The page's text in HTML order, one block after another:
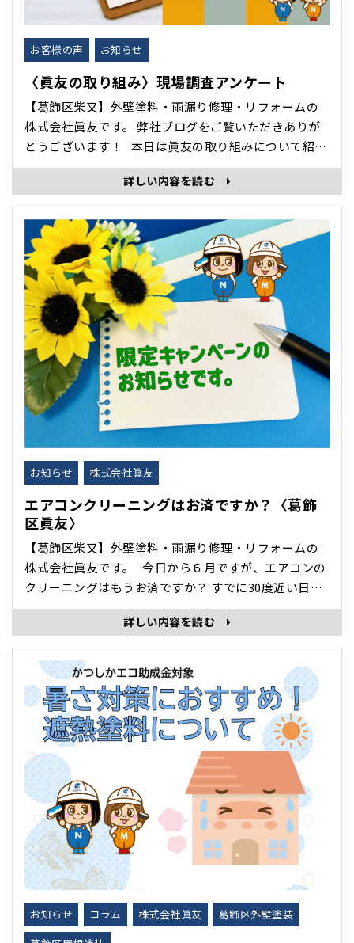
お客様の声 お知らせ
〈眞友の取り組み〉現場調査アンケート
【葛飾区柴又】外壁塗料・雨漏り修理・リフォームの
株式会社眞友です。 弊社ブログをご覧いただきありが
とうございます！ 本日は眞友の取り組みについて紹介
します。 ブログで施工完了アンケートを紹介してい
ますが、より良いサービスをご提供するため、現場調
査後のアンケートも実施しております。 ･･･
詳しい内容を読む
お知らせ 株式会社眞友
エアコンクリーニングはお済ですか？〈葛飾
区眞友〉
【葛飾区柴又】外壁塗料・雨漏り修理・リフォームの
株式会社眞友です。 今日から６月ですが、エアコンの
クリーニングはもうお済ですか？ すでに30度近い日が
あり、今からしっかり暑さ対策をしないといけませ
と、異臭がしたり、 エアコンの効きが悪く設定温度を
下げないと涼しくなりにくく･･･
詳しい内容を読む
お知らせ コラム 株式会社眞友
葛飾区外壁塗装